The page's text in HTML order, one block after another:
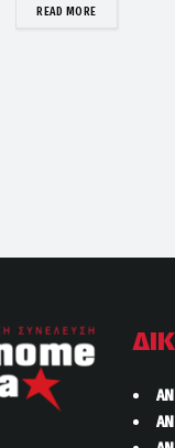
READ MOREDETAILS